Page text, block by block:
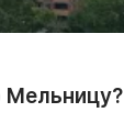
Мельницу?